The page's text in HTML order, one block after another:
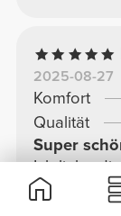
2025-08-27
Komfort
Qualität
Super
Ich liebe